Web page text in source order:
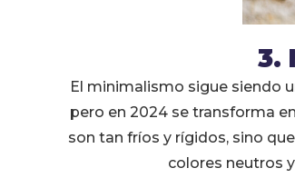
3.
El minimalismo sigue siendo
pero en 2024 se transforma
son tan fríos y rígidos, sino
colores neutros